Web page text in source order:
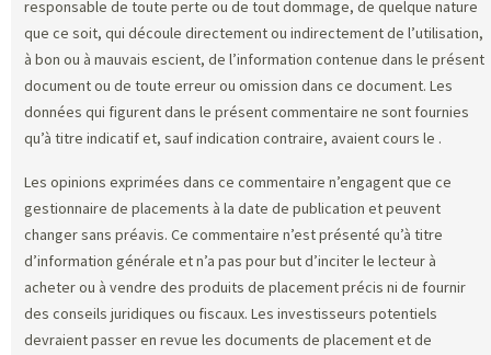
responsable de toute perte ou de tout dommage, de quelque nature
que ce soit, qui découle directement ou indirectement de l’utilisation,
à bon ou à mauvais escient, de l’information contenue dans le présent
document ou de toute erreur ou omission dans ce document. Les
données qui figurent dans le présent commentaire ne sont fournies
qu’à titre indicatif et, sauf indication contraire, avaient cours le .
Les opinions exprimées dans ce commentaire n’engagent que ce
gestionnaire de placements à la date de publication et peuvent
changer sans préavis. Ce commentaire n’est présenté qu’à titre
d’information générale et n’a pas pour but d’inciter le lecteur à
acheter ou à vendre des produits de placement précis ni de fournir
des conseils juridiques ou fiscaux. Les investisseurs potentiels
devraient passer en revue les documents de placement et de